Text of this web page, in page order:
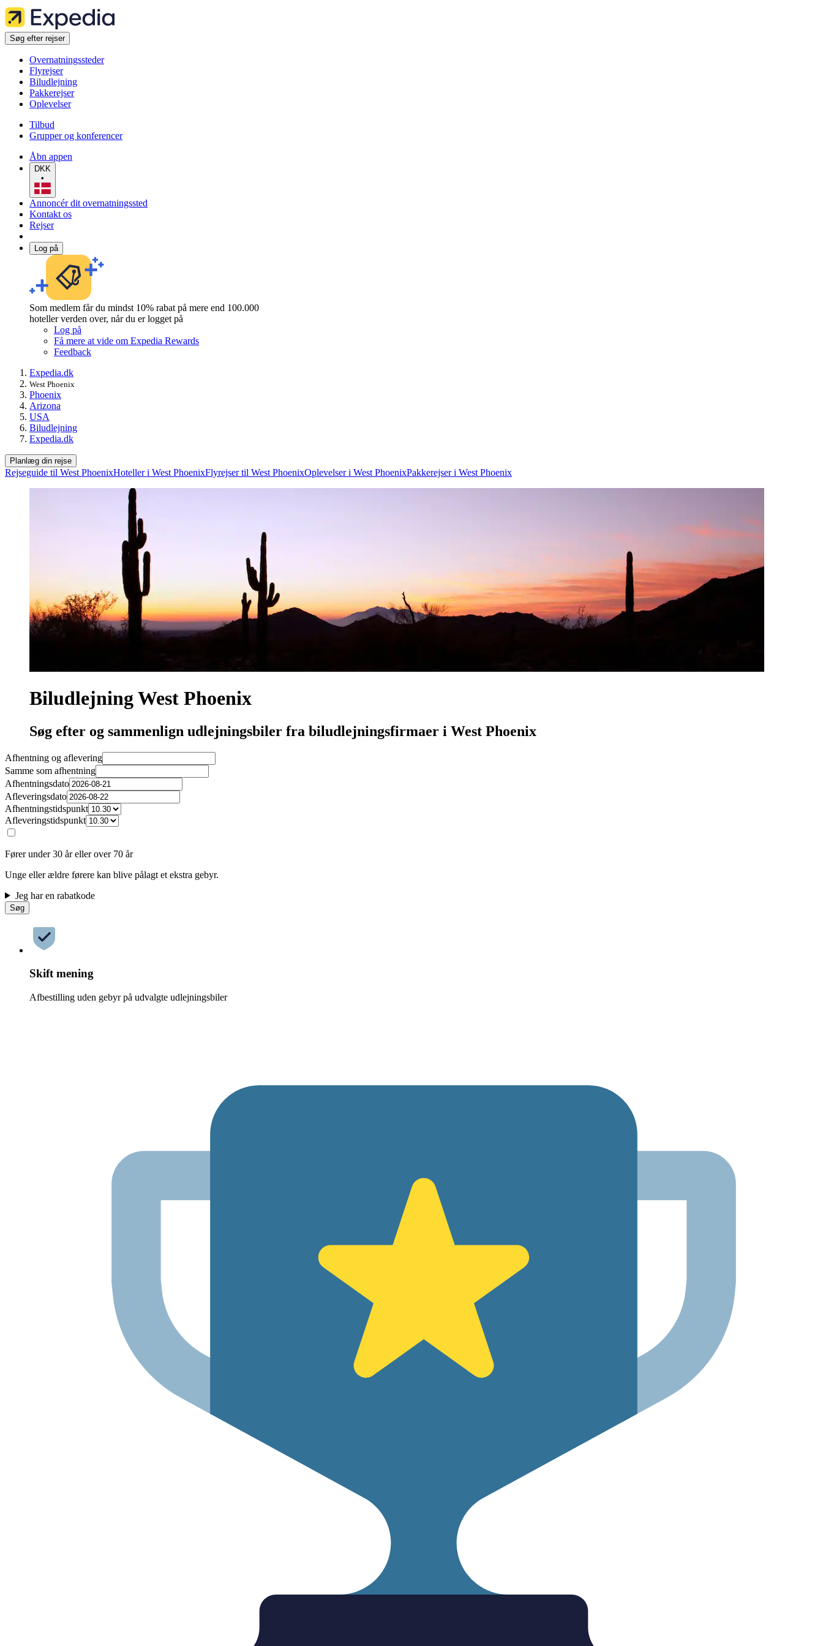
Søg efter rejser
Overnatningssteder
Flyrejser
Biludlejning
Pakkerejser
Oplevelser
Tilbud
Grupper og konferencer
Åbn appen
DKK
•
Annoncér dit overnatningssted
Kontakt os
Rejser
Log på
Som medlem får du mindst 10% rabat på mere end 100.000
hoteller verden over, når du er logget på
Log på
Få mere at vide om Expedia Rewards
Feedback
Expedia.dk
West Phoenix
Phoenix
Arizona
USA
Biludlejning
Expedia.dk
Planlæg din rejse
Rejseguide til West PhoenixHoteller i West PhoenixFlyrejser til West PhoenixOplevelser i West PhoenixPakkerejser i West Phoenix
Biludlejning West Phoenix
Søg efter og sammenlign udlejningsbiler fra biludlejningsfirmaer i West Phoenix
Afhentning og aflevering
Samme som afhentning
Afhentningsdato
Afleveringsdato
Afhentningstidspunkt
Afleveringstidspunkt
Fører under 30 år eller over 70 år
Unge eller ældre førere kan blive pålagt et ekstra gebyr.
Jeg har en rabatkode
Søg
Skift mening
Afbestilling uden gebyr på udvalgte udlejningsbiler